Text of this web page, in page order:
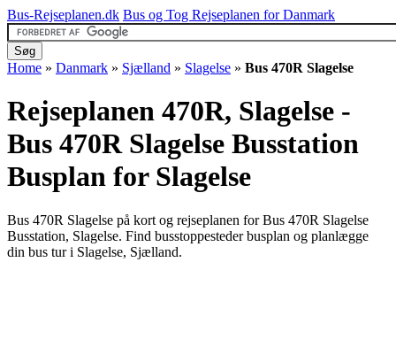
Bus-Rejseplanen.dk Bus og Tog Rejseplanen for Danmark
Home » Danmark » Sjælland » Slagelse » Bus 470R Slagelse
Rejseplanen 470R, Slagelse -
Bus 470R Slagelse Busstation
Busplan for Slagelse
Bus 470R Slagelse på kort og rejseplanen for Bus 470R Slagelse
Busstation, Slagelse. Find busstoppesteder busplan og planlægge
din bus tur i Slagelse, Sjælland.